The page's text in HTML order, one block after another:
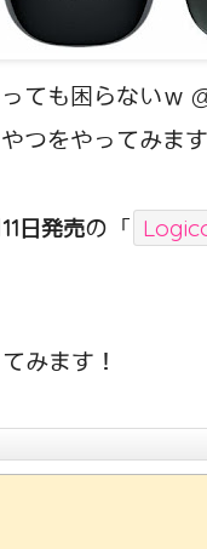
ても困らないｗ
つをやってみます
日発売の「
みます！